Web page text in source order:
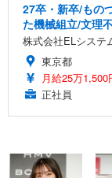
27卒・新卒/もの
た機械組立/文理
株式会社ELシステ
東京都
月給25万1,500
正社員